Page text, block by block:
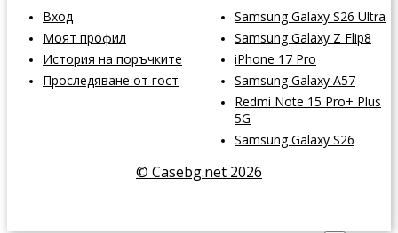
Вход
Моят профил
История на поръчките
Проследяване от гост
Samsung Galaxy S26 Ultra
Samsung Galaxy Z Flip8
iPhone 17 Pro
Samsung Galaxy A57
Redmi Note 15 Pro+ Plus
5G
Samsung Galaxy S26
© Casebg.net 2026